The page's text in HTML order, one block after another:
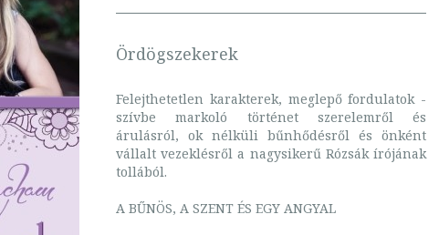
Ördögszekerek
Felejthetetlen karakterek, meglepő fordulatok -
szívbe markoló történet szerelemről és
árulásról, ok nélküli bűnhődésről és önként
vállalt vezeklésről a nagysikerű Rózsák írójának
tollából.
A BŰNÖS, A SZENT ÉS EGY ANGYAL